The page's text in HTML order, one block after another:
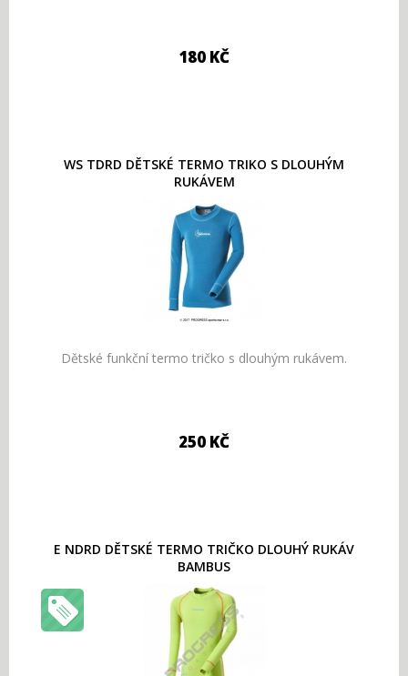
180 KČ
WS TDRD DĚTSKÉ TERMO TRIKO S DLOUHÝM
RUKÁVEM
Dětské funkční termo tričko s dlouhým rukávem.
250 KČ
E NDRD DĚTSKÉ TERMO TRIČKO DLOUHÝ RUKÁV
BAMBUS